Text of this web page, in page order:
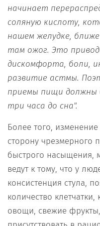
начинает
соляную кислоту,
нашем желудке,
там ожог. Это
дискомфорта, боли,
развитие астмы.
приемы пищи должны
три часа до сна".
Более того,
сторону чрезмерного
быстрого насыщения,
ведут к тому, что у
консистенция стула,
количество
овощи, свежие